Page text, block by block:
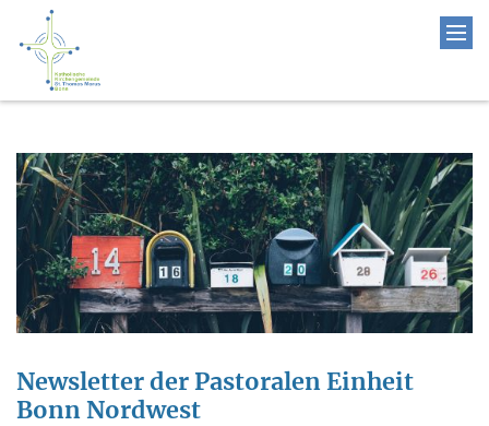
Newsletter der Pastoralen Einheit
Bonn Nordwest